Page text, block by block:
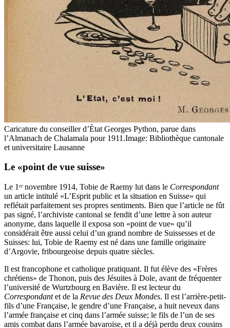
Caricature du conseiller d’État Georges Python, parue dans
l’Almanach de Chalamala pour 1911.Image: Bibliothèque cantonale
et universitaire Lausanne
Le «point de vue suisse»
Le 1ᵉʳ novembre 1914, Tobie de Raemy lut dans le Correspondant
un article intitulé «L’Esprit public et la situation en Suisse» qui
reflétait parfaitement ses propres sentiments. Bien que l’article ne fût
pas signé, l’archiviste cantonal se fendit d’une lettre à son auteur
anonyme, dans laquelle il exposa son «point de vue» qu’il
considérait être aussi celui d’un grand nombre de Suissesses et de
Suisses: lui, Tobie de Raemy est né dans une famille originaire
d’Argovie, fribourgeoise depuis quatre siècles.
Il est francophone et catholique pratiquant. Il fut élève des «Frères
chrétiens» de Thonon, puis des Jésuites à Dole, avant de fréquenter
l’université de Wurtzbourg en Bavière. Il est lecteur du
Correspondantet de la Revue des Deux Mondes. Il est l’arrière-petit-
fils d’une Française, le gendre d’une Française, a huit neveux dans
l’armée française et cinq dans l’armée suisse; le fils de l’un de ses
amis combat dans l’armée bavaroise, et il a déjà perdu deux cousins